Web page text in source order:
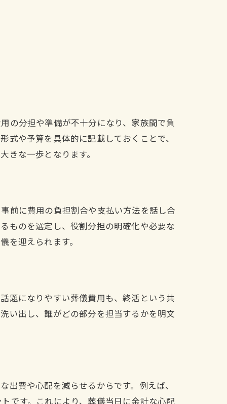
の分担や準備が不十分になり、家族間で負
や予算を具体的に記載しておくことで、
な一歩となります。
前に費用の負担割合や支払い方法を話し合
ものを選定し、役割分担の明確化や必要な
を迎えられます。
題になりやすい葬儀費用も、終活という共
い出し、誰がどの部分を担当するかを明文
費や心配を減らせるからです。例えば、
です。これにより、葬儀当日に余計な心配